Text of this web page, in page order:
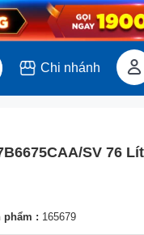
Chi nhánh
SV 76
phẩm : 165679